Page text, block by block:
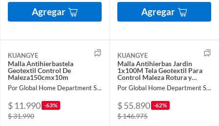
Agregar Agregar
KUANGYE
Malla Antihierbastela
Geotextil Control De
Maleza150cmx10m
Por Global Home Department Store
$ 11.990 -63%
$ 31.990
KUANGYE
Malla Antihierbas Jardin
1x100M Tela Geotextil Para
Control Maleza Rotura y
Estabilizada Contra UV
Por Global Home Department Store
$ 55.890 -62%
$ 146.975